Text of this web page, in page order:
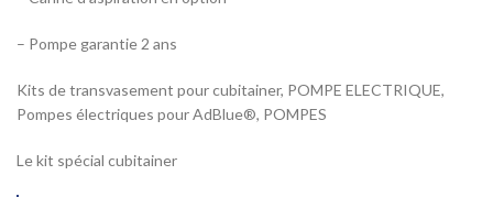
– Pompe garantie 2 ans
Kits de transvasement pour cubitainer, POMPE ELECTRIQUE,
Pompes électriques pour AdBlue®, POMPES
Le kit spécial cubitainer